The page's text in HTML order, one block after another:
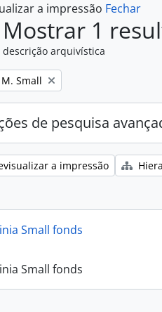
a impressão Fechar
Mostrar 1
descrição arquivística
filter:
Small
de pesquisa
a impressão
Small fonds
Small fonds